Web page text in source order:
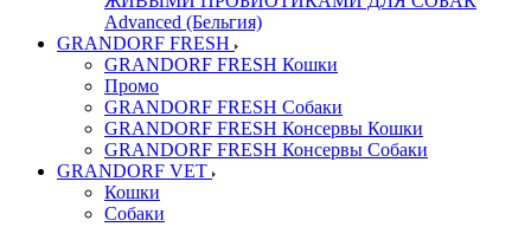
Advanced (Бельгия)
GRANDORF FRESH
GRANDORF FRESH Кошки
Промо
GRANDORF FRESH Собаки
GRANDORF FRESH Консервы Кошки
GRANDORF FRESH Консервы Собаки
GRANDORF VET
Кошки
Собаки